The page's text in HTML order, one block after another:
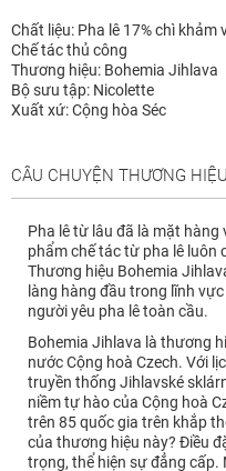
Chất liệu: Pha lê 17% chì khảm
Chế tác thủ công
Thương hiệu: Bohemia Jihlava
Bộ sưu tập: Nicolette
Xuất xứ: Cộng hòa Séc
CÂU CHUYỆN THƯƠNG HIỆU
Pha lê từ lâu đã là mặt
phẩm chế tác từ pha lê luôn
Thương hiệu Bohemia
làng hàng đầu trong lĩnh
người yêu pha lê toàn cầu.
Bohemia Jihlava là thương
nước Cộng hoà Czech. Với
truyền thống Jihlavské
niềm tự hào của Cộng hoà
trên 85 quốc gia trên khắp
của thương hiệu này? Điều
trọng, thể hiện sự đẳng cấp.